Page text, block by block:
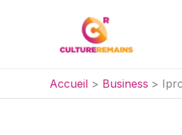
Accueil Business